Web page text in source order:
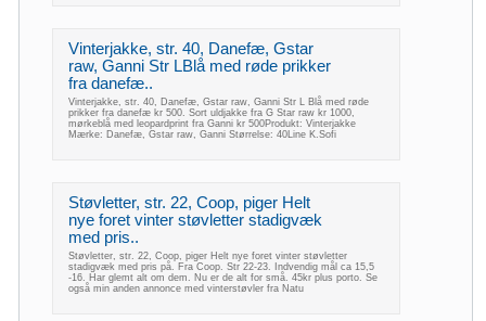
Vinterjakke, str. 40, Danefæ, Gstar
raw, Ganni Str LBlå med røde prikker
fra danefæ..
Vinterjakke, str. 40, Danefæ, Gstar raw, Ganni Str L Blå med røde
prikker fra danefæ kr 500. Sort uldjakke fra G Star raw kr 1000,
mørkeblå med leopardprint fra Ganni kr 500Produkt: Vinterjakke
Mærke: Danefæ, Gstar raw, Ganni Størrelse: 40Line K.Sofi
Støvletter, str. 22, Coop, piger Helt
nye foret vinter støvletter stadigvæk
med pris..
Støvletter, str. 22, Coop, piger Helt nye foret vinter støvletter
stadigvæk med pris på. Fra Coop. Str 22-23. Indvendig mål ca 15,5
-16. Har glemt alt om dem. Nu er de alt for små. 45kr plus porto. Se
også min anden annonce med vinterstøvler fra Natu